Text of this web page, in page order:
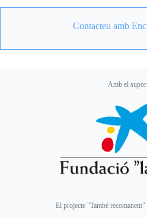
Contacteu amb
Amb el
El projecte "També